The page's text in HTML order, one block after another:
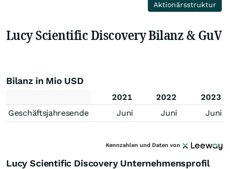
Aktionärsstruktur
Lucy Scientific Discovery Bilanz & GuV
Bilanz in Mio USD
2021 2022
2023
Geschäftsjahresende
Juni Juni Juni
Kennzahlen und Daten von
Lucy Scientific Discovery Unternehmensprofil